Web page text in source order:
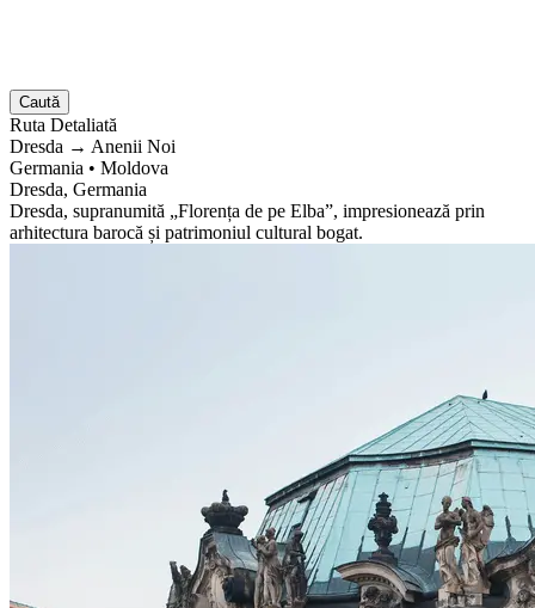
Caută
Ruta Detaliată
Dresda → Anenii Noi
Germania • Moldova
Dresda, Germania
Dresda, supranumită „Florența de pe Elba”, impresionează prin
arhitectura barocă și patrimoniul cultural bogat.